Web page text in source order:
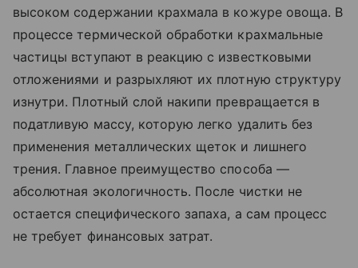
высоком содержании крахмала в кожуре овоща. В
процессе термической обработки крахмальные
частицы вступают в реакцию с известковыми
отложениями и разрыхляют их плотную структуру
изнутри. Плотный слой накипи превращается в
податливую массу, которую легко удалить без
применения металлических щеток и лишнего
трения. Главное преимущество способа —
абсолютная экологичность. После чистки не
остается специфического запаха, а сам процесс
не требует финансовых затрат.